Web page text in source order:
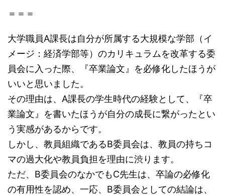
＝＝＝
大学職員A課長は自分が所属する大規模な学部（イ
メージ：経済学部等）のカリキュラムを改革する委
員会に入った際、『卒業論文』を必修化したほうが
いいと思いました。
その理由は、A課長の学生時代の経験として、『卒
業論文』を書いたほうが自分の成長に繋がったとい
う実感があるからです。
しかし、教員組織であるB委員会は、教員の持ちコ
マの過大化や教員負担を理由に渋ります。
ただ、B委員会のなかでもC先生は、卒論の必修化
の有用性を認め、一応、B委員会としての結論は、